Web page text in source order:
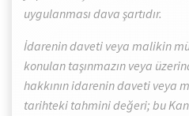
uygulanması dava şartıdır.
İdarenin daveti veya malikin
konulan taşınmazın veya
hakkının idarenin daveti veya
tarihteki tahmini değeri; bu